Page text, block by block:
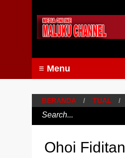
BERANDA / TUAL /
Ohoi Fiditan